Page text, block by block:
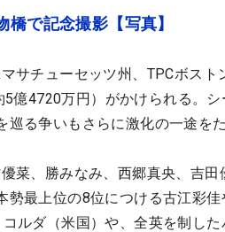
で記念撮影【写真】
サチューセッツ州、TPCボスト
億4720万円）がかけられる。
る争いもさらに激化の一途をた
菜、勝みなみ、西郷真央、吉
最上位の8位につける古江彩
ルダ（米国）や、全英を制し